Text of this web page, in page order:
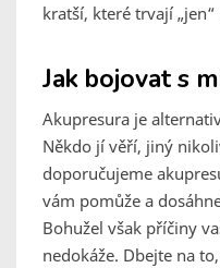
kratší, které trvají
Jak bojovat s
Akupresura je
Někdo jí věří, jiný
doporučujeme
vám pomůže a
Bohužel však příčiny
nedokáže. Dbejte na